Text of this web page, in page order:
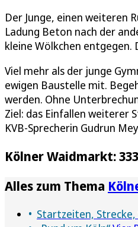
Der Junge, einen weiteren
Ladung Beton nach der
kleine Wölkchen
Viel mehr als der junge
ewigen Baustelle mit.
werden. Ohne
Ziel: das Einfallen weiterer
KVB-Sprecherin Gudrun
Kölner Waidmarkt:
Alles zum Thema
Startzeiten, Strecke,